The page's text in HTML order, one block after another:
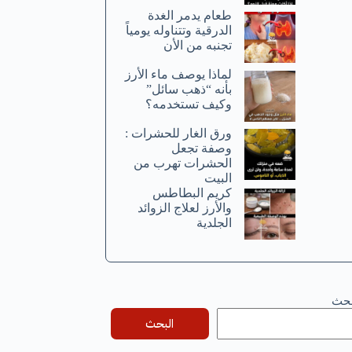
طعام يدمر الغدة
الدرقية وتتناوله يومياً
تجنبه من الأن
لماذا يوصف ماء الأرز
بأنه “ذهب سائل”
وكيف تستخدمه؟
ورق الغار للحشرات :
وصفة تجعل
الحشرات تهرب من
البيت
كريم البطاطس
والأرز لعلاج الزوائد
الجلدية
البحث